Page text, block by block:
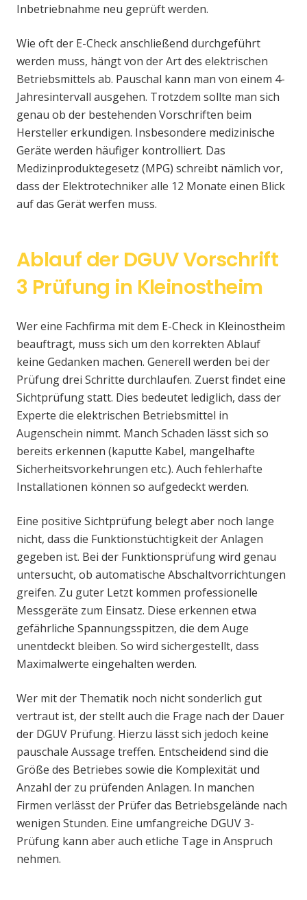
Inbetriebnahme neu geprüft werden.
Wie oft der E-Check anschließend durchgeführt
werden muss, hängt von der Art des elektrischen
Betriebsmittels ab. Pauschal kann man von einem 4-
Jahresintervall ausgehen. Trotzdem sollte man sich
genau ob der bestehenden Vorschriften beim
Hersteller erkundigen. Insbesondere medizinische
Geräte werden häufiger kontrolliert. Das
Medizinproduktegesetz (MPG) schreibt nämlich vor,
dass der Elektrotechniker alle 12 Monate einen Blick
auf das Gerät werfen muss.
Ablauf der DGUV Vorschrift
3 Prüfung in Kleinostheim
Wer eine Fachfirma mit dem E-Check in Kleinostheim
beauftragt, muss sich um den korrekten Ablauf
keine Gedanken machen. Generell werden bei der
Prüfung drei Schritte durchlaufen. Zuerst findet eine
Sichtprüfung statt. Dies bedeutet lediglich, dass der
Experte die elektrischen Betriebsmittel in
Augenschein nimmt. Manch Schaden lässt sich so
bereits erkennen (kaputte Kabel, mangelhafte
Sicherheitsvorkehrungen etc.). Auch fehlerhafte
Installationen können so aufgedeckt werden.
Eine positive Sichtprüfung belegt aber noch lange
nicht, dass die Funktionstüchtigkeit der Anlagen
gegeben ist. Bei der Funktionsprüfung wird genau
untersucht, ob automatische Abschaltvorrichtungen
greifen. Zu guter Letzt kommen professionelle
Messgeräte zum Einsatz. Diese erkennen etwa
gefährliche Spannungsspitzen, die dem Auge
unentdeckt bleiben. So wird sichergestellt, dass
Maximalwerte eingehalten werden.
Wer mit der Thematik noch nicht sonderlich gut
vertraut ist, der stellt auch die Frage nach der Dauer
der DGUV Prüfung. Hierzu lässt sich jedoch keine
pauschale Aussage treffen. Entscheidend sind die
Größe des Betriebes sowie die Komplexität und
Anzahl der zu prüfenden Anlagen. In manchen
Firmen verlässt der Prüfer das Betriebsgelände nach
wenigen Stunden. Eine umfangreiche DGUV 3-
Prüfung kann aber auch etliche Tage in Anspruch
nehmen.